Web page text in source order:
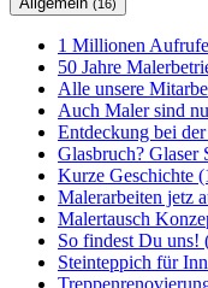
(16)
1 Millionen
50 Jahre
Alle unsere
Auch Maler sind
Entdeckung bei
Glasbruch? Glaser
Kurze Geschichte
Malerarbeiten jetz
Malertausch
So findest Du uns!
Steinteppich für